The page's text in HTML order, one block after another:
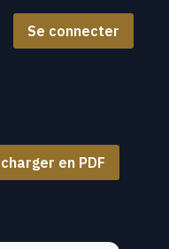
Se connecter
en PDF